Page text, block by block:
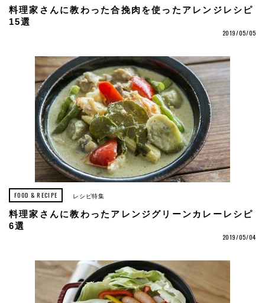
料理家さんに教わった合挽肉を使ったアレンジレシピ
15選
2019/05/05
FOOD & RECIPE レシピ特集
料理家さんに教わったアレンジグリーンカレーレシピ
6選
2019/05/04